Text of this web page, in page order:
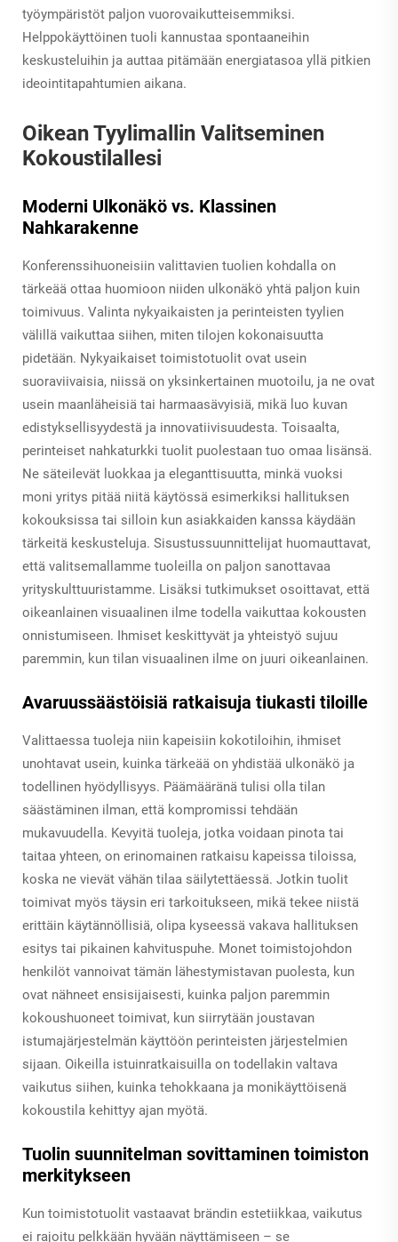
työympäristöt paljon vuorovaikutteisemmiksi.
Helppokäyttöinen tuoli kannustaa spontaaneihin
keskusteluihin ja auttaa pitämään energiatasoa yllä pitkien
ideointitapahtumien aikana.
Oikean Tyylimallin Valitseminen
Kokoustilallesi
Moderni Ulkonäkö vs. Klassinen
Nahkarakenne
Konferenssihuoneisiin valittavien tuolien kohdalla on
tärkeää ottaa huomioon niiden ulkonäkö yhtä paljon kuin
toimivuus. Valinta nykyaikaisten ja perinteisten tyylien
välillä vaikuttaa siihen, miten tilojen kokonaisuutta
pidetään. Nykyaikaiset toimistotuolit ovat usein
suoraviivaisia, niissä on yksinkertainen muotoilu, ja ne ovat
usein maanläheisiä tai harmaasävyisiä, mikä luo kuvan
edistyksellisyydestä ja innovatiivisuudesta. Toisaalta,
perinteiset nahkaturkki tuolit puolestaan tuo omaa lisänsä.
Ne säteilevät luokkaa ja eleganttisuutta, minkä vuoksi
moni yritys pitää niitä käytössä esimerkiksi hallituksen
kokouksissa tai silloin kun asiakkaiden kanssa käydään
tärkeitä keskusteluja. Sisustussuunnittelijat huomauttavat,
että valitsemallamme tuoleilla on paljon sanottavaa
yrityskulttuuristamme. Lisäksi tutkimukset osoittavat, että
oikeanlainen visuaalinen ilme todella vaikuttaa kokousten
onnistumiseen. Ihmiset keskittyvät ja yhteistyö sujuu
paremmin, kun tilan visuaalinen ilme on juuri oikeanlainen.
Avaruussäästöisiä ratkaisuja tiukasti tiloille
Valittaessa tuoleja niin kapeisiin kokotiloihin, ihmiset
unohtavat usein, kuinka tärkeää on yhdistää ulkonäkö ja
todellinen hyödyllisyys. Päämääränä tulisi olla tilan
säästäminen ilman, että kompromissi tehdään
mukavuudella. Kevyitä tuoleja, jotka voidaan pinota tai
taitaa yhteen, on erinomainen ratkaisu kapeissa tiloissa,
koska ne vievät vähän tilaa säilytettäessä. Jotkin tuolit
toimivat myös täysin eri tarkoitukseen, mikä tekee niistä
erittäin käytännöllisiä, olipa kyseessä vakava hallituksen
esitys tai pikainen kahvituspuhe. Monet toimistojohdon
henkilöt vannoivat tämän lähestymistavan puolesta, kun
ovat nähneet ensisijaisesti, kuinka paljon paremmin
kokoushuoneet toimivat, kun siirrytään joustavan
istumajärjestelmän käyttöön perinteisten järjestelmien
sijaan. Oikeilla istuinratkaisuilla on todellakin valtava
vaikutus siihen, kuinka tehokkaana ja monikäyttöisenä
kokoustila kehittyy ajan myötä.
Tuolin suunnitelman sovittaminen toimiston
merkitykseen
Kun toimistotuolit vastaavat brändin estetiikkaa, vaikutus
ei rajoitu pelkkään hyvään näyttämiseen – se